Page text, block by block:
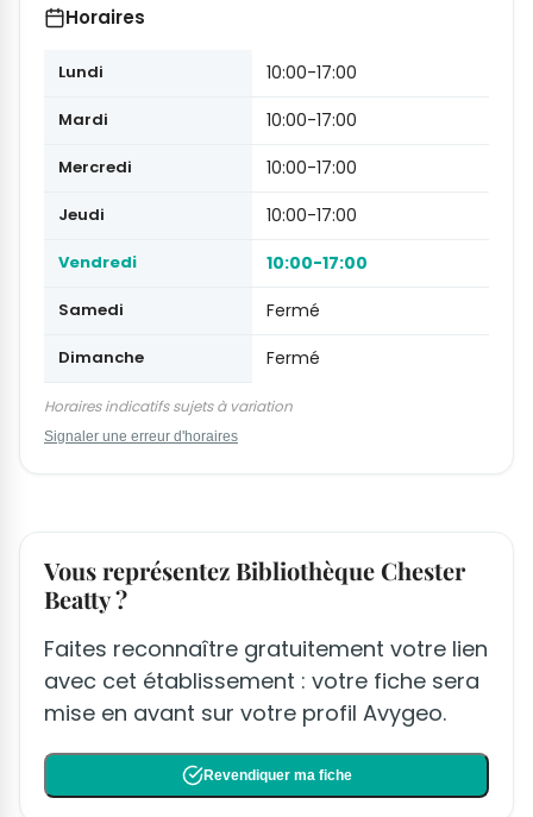
Horaires
Lundi 10:00-17:00
Mardi 10:00-17:00
Mercredi 10:00-17:00
Jeudi 10:00-17:00
Vendredi 10:00-17:00
Samedi Fermé
Dimanche Fermé
Horaires indicatifs sujets à variation
Signaler une erreur d'horaires
Vous représentez Bibliothèque Chester
Beatty ?
Faites reconnaître gratuitement votre lien
avec cet établissement : votre fiche sera
mise en avant sur votre profil Avygeo.
Revendiquer ma fiche